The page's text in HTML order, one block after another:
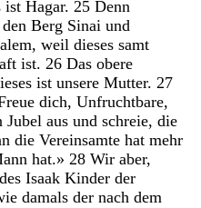
ist Hagar. 25 Denn
den Berg Sinai und
, weil dieses samt
ist. 26 Das obere
ist unsere Mutter. 27
dich, Unfruchtbare,
Jubel aus und schreie, die
die Vereinsamte hat mehr
hat.» 28 Wir aber,
des Isaak Kinder der
damals der nach dem